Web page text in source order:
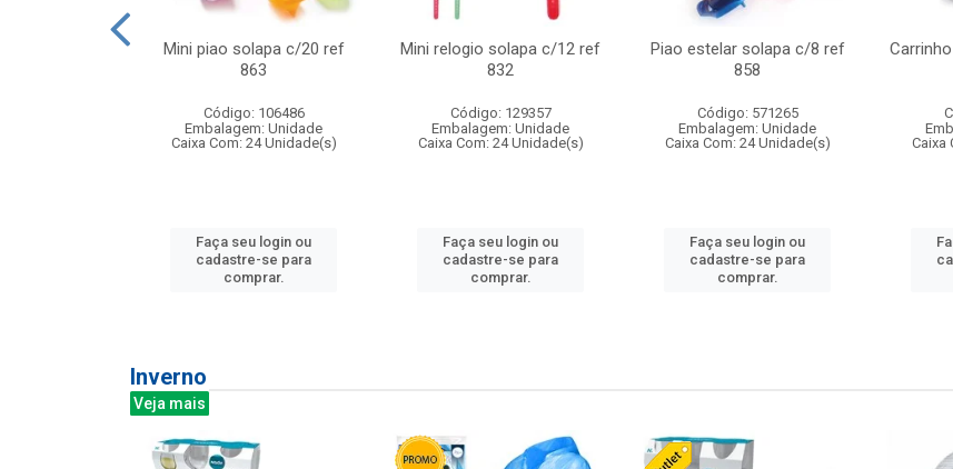
Mini piao solapa c/20 ref
863
Código: 106486
Embalagem: Unidade
Caixa Com: 24 Unidade(s)
Faça seu login ou
cadastre-se para
comprar.
Mini relogio solapa c/12 ref
832
Código: 129357
Embalagem: Unidade
Caixa Com: 24 Unidade(s)
Faça seu login ou
cadastre-se para
comprar.
Piao estelar solapa c/8 ref
858
Código: 571265
Embalagem: Unidade
Caixa Com: 24 Unidade(s)
Faça seu login ou
cadastre-se para
comprar.
Caixa
Inverno
Veja mais